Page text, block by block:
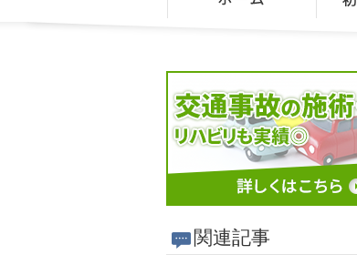
関連記事